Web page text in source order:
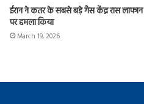
ईरान ने कतर के सबसे बड़े गैस केंद्र रास लाफान
पर हमला किया
March 19, 2026